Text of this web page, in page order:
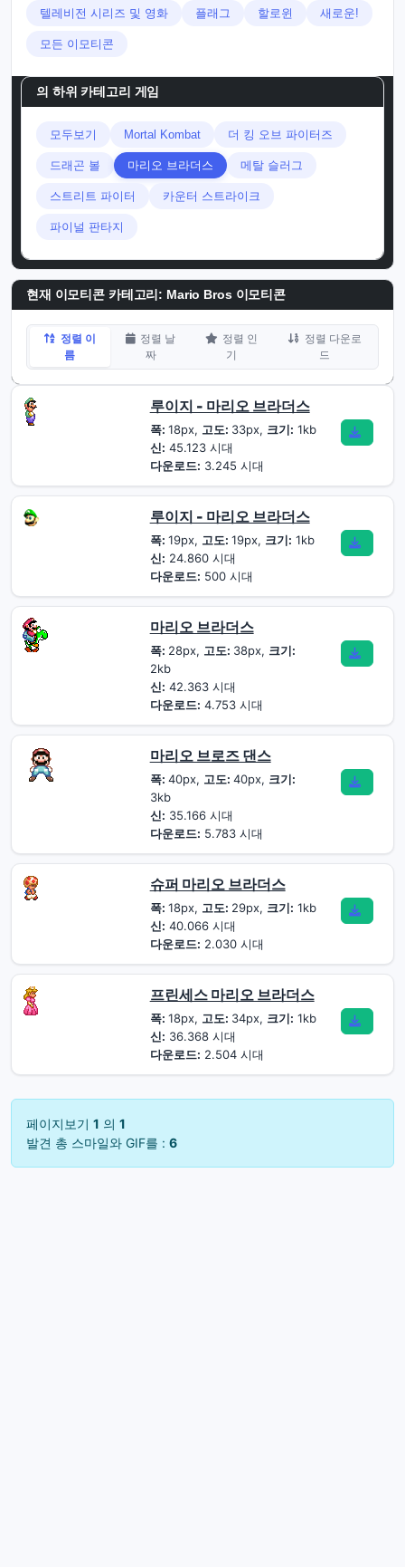
텔레비전 시리즈 및 영화 플래그 할로윈 새로운!
모든 이모티콘
의 하위 카테고리 게임
모두보기 Mortal Kombat 더 킹 오브 파이터즈
드래곤 볼 마리오 브라더스 메탈 슬러그
스트리트 파이터 카운터 스트라이크
파이널 판타지
현재 이모티콘 카테고리: Mario Bros 이모티콘
정렬 이
름
정렬 날
짜
정렬 인
기
정렬 다운로
드
루이지 - 마리오 브라더스
폭: 18px, 고도: 33px, 크기: 1kb
신: 45.123 시대
다운로드: 3.245 시대
루이지 - 마리오 브라더스
폭: 19px, 고도: 19px, 크기: 1kb
신: 24.860 시대
다운로드: 500 시대
마리오 브라더스
폭: 28px, 고도: 38px, 크기:
2kb
신: 42.363 시대
다운로드: 4.753 시대
마리오 브로즈 댄스
폭: 40px, 고도: 40px, 크기:
3kb
신: 35.166 시대
다운로드: 5.783 시대
슈퍼 마리오 브라더스
폭: 18px, 고도: 29px, 크기: 1kb
신: 40.066 시대
다운로드: 2.030 시대
프린세스 마리오 브라더스
폭: 18px, 고도: 34px, 크기: 1kb
신: 36.368 시대
다운로드: 2.504 시대
페이지보기 1 의 1
발견 총 스마일와 GIF를 : 6